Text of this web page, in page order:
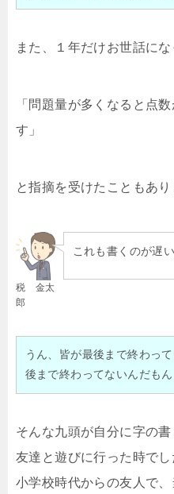
また、１年だけお世話に
「問題量が多くなると点
す」
と指摘を受けたこともあり
税 金太
郎
これも書くのが遅
うん、皆が最後まで終わっ
後まで終わってないんだもん
そんな九頭が自分に字の
友達と遊びに行った時でし
小学校時代からの友人で、